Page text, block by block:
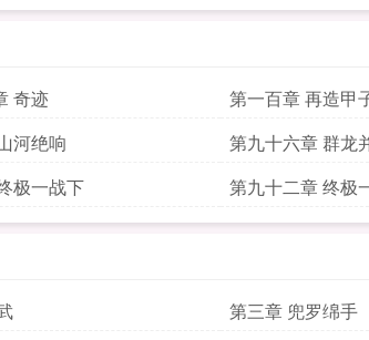
奇迹 第一百章 再造甲
河绝响 第九十六章 群龙
极一战下 第九十二章 终极
第三章 兜罗绵手